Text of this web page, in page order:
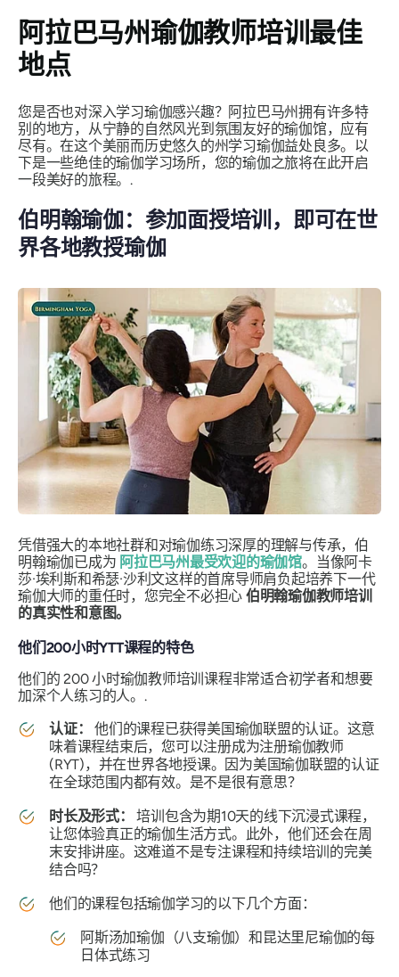
阿拉巴马州瑜伽教师培训最佳
地点
您是否也对深入学习瑜伽感兴趣？阿拉巴马州拥有许多特
别的地方，从宁静的自然风光到氛围友好的瑜伽馆，应有
尽有。在这个美丽而历史悠久的州学习瑜伽益处良多。以
下是一些绝佳的瑜伽学习场所，您的瑜伽之旅将在此开启
一段美好的旅程。.
伯明翰瑜伽：参加面授培训，即可在世
界各地教授瑜伽
凭借强大的本地社群和对瑜伽练习深厚的理解与传承，伯
明翰瑜伽已成为 阿拉巴马州最受欢迎的瑜伽馆。当像阿卡
莎·埃利斯和希瑟·沙利文这样的首席导师肩负起培养下一代
瑜伽大师的重任时，您完全不必担心 伯明翰瑜伽教师培训
的真实性和意图。
他们200小时YTT课程的特色
他们的 200 小时瑜伽教师培训课程非常适合初学者和想要
加深个人练习的人。.
认证：他们的课程已获得美国瑜伽联盟的认证。这意
味着课程结束后，您可以注册成为注册瑜伽教师
(RYT)，并在世界各地授课。因为美国瑜伽联盟的认证
在全球范围内都有效。是不是很有意思？
时长及形式：培训包含为期10天的线下沉浸式课程，
让您体验真正的瑜伽生活方式。此外，他们还会在周
末安排讲座。这难道不是专注课程和持续培训的完美
结合吗？
他们的课程包括瑜伽学习的以下几个方面：
阿斯汤加瑜伽（八支瑜伽）和昆达里尼瑜伽的每
日体式练习